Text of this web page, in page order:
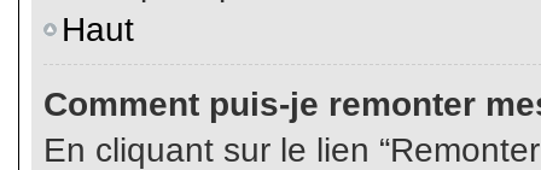
Haut
Comment puis-je remonter
En cliquant sur le lien